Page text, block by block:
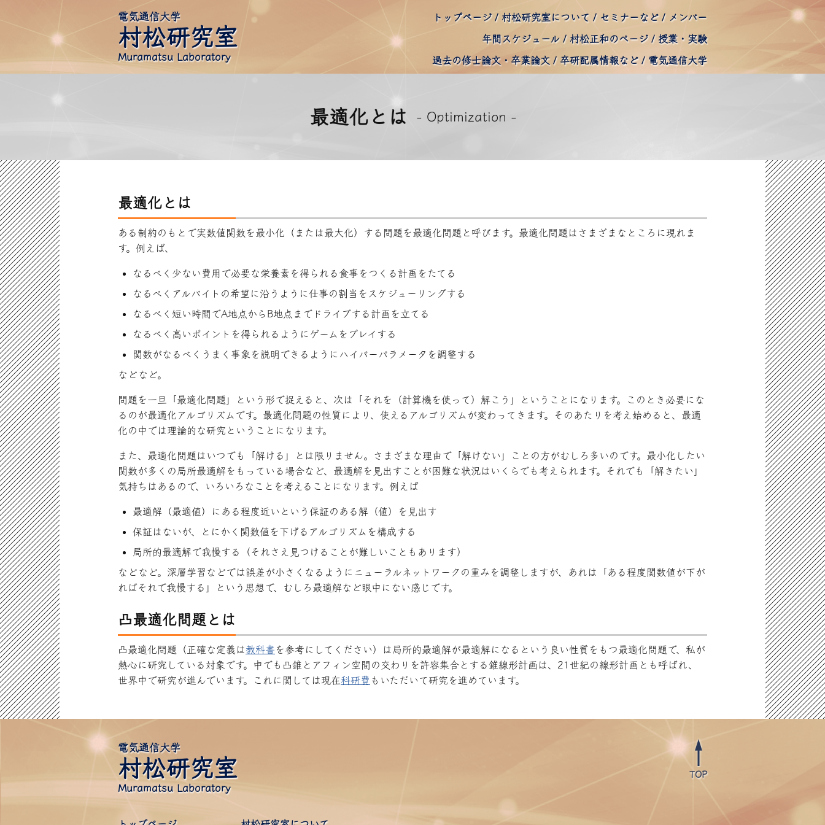
電気通信大学
村松研究室
Muramatsu Laboratory
トップページ 村松研究室について セミナーなど メンバー
年間スケジュール 村松正和のページ 授業・実験
過去の修士論文・卒業論文 卒研配属情報など 電気通信大学
最適化とは - Optimization -
最適化とは
ある制約のもとで実数値関数を最小化（または最大化）する問題を最適化問題と呼びます。最適化問題はさまざまなところに現れま
す。例えば、
なるべく少ない費用で必要な栄養素を得られる食事をつくる計画をたてる
なるべくアルバイトの希望に沿うように仕事の割当をスケジューリングする
なるべく短い時間でA地点からB地点までドライブする計画を立てる
なるべく高いポイントを得られるようにゲームをプレイする
関数がなるべくうまく事象を説明できるようにハイパーパラメータを調整する
などなど。
問題を一旦「最適化問題」という形で捉えると、次は「それを（計算機を使って）解こう」ということになります。このとき必要にな
るのが最適化アルゴリズムです。最適化問題の性質により、使えるアルゴリズムが変わってきます。そのあたりを考え始めると、最適
化の中では理論的な研究ということになります。
また、最適化問題はいつでも「解ける」とは限りません。さまざまな理由で「解けない」ことの方がむしろ多いのです。最小化したい
関数が多くの局所最適解をもっている場合など、最適解を見出すことが困難な状況はいくらでも考えられます。それでも「解きたい」
気持ちはあるので、いろいろなことを考えることになります。例えば
最適解（最適値）にある程度近いという保証のある解（値）を見出す
保証はないが、とにかく関数値を下げるアルゴリズムを構成する
局所的最適解で我慢する（それさえ見つけることが難しいこともあります）
などなど。深層学習などでは誤差が小さくなるようにニューラルネットワークの重みを調整しますが、あれは「ある程度関数値が下が
ればそれで我慢する」という思想で、むしろ最適解など眼中にない感じです。
凸最適化問題とは
凸最適化問題（正確な定義は教科書 を参考にしてください）は局所的最適解が最適解になるという良い性質をもつ最適化問題で、私が
熱心に研究している対象です。中でも凸錐とアフィン空間の交わりを許容集合とする錐線形計画は、21世紀の線形計画とも呼ばれ、
世界中で研究が進んでいます。これに関しては現在科研費 もいただいて研究を進めています。
TOP
電気通信大学
村松研究室
Muramatsu Laboratory